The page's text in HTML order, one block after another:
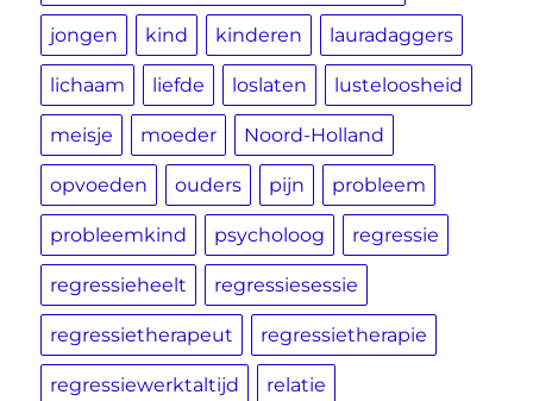
jongen kind kinderen lauradaggers
lichaam liefde loslaten lusteloosheid
meisje moeder Noord-Holland
opvoeden ouders pijn probleem
probleemkind psycholoog regressie
regressieheelt regressiesessie
regressietherapeut regressietherapie
regressiewerktaltijd relatie